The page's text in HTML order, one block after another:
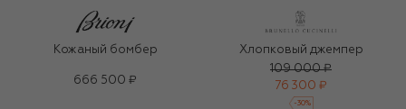
Кожаный бомбер
666 500 ₽
Хлопковый джемпер
109 000 ₽
76 300 ₽
-30%